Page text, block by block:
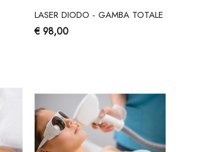
LASER DIODO - GAMBA TOTALE
€ 98,00